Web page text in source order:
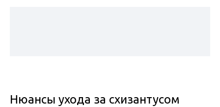
Нюансы ухода за схизантусом